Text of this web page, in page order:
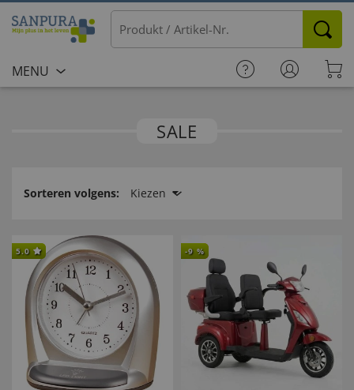
MENU
SALE
Sorteren volgens: Kiezen
5.0 -9 %